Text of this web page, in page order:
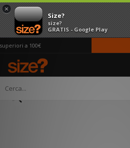
×
Size?
size?
GRATIS - Google Play
a 100€
Home Uomo